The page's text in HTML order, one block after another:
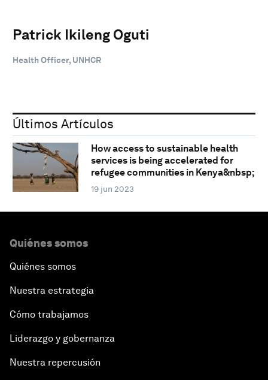
Patrick Ikileng Oguti
Health Officer, UNHCR
Últimos Artículos
How access to sustainable health
services is being accelerated for
refugee communities in Kenya&nbsp;
19 jun 2023
Quiénes somos
Quiénes somos
Nuestra estrategia
Cómo trabajamos
Liderazgo y gobernanza
Nuestra repercusión